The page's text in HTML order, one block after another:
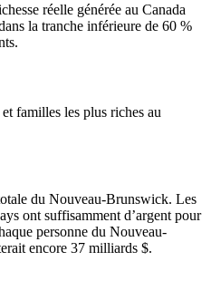
réelle générée au Canada
la tranche inférieure de 60 %
familles les plus riches au
du Nouveau-Brunswick. Les
ont suffisamment d’argent pour
personne du Nouveau-
encore 37 milliards $.